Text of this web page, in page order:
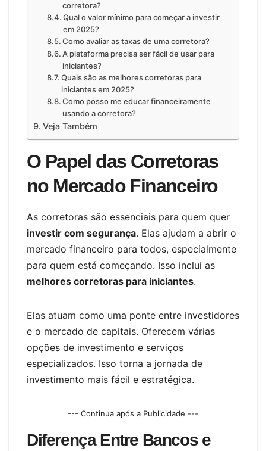
corretora?
Qual o valor mínimo para começar a investir
em 2025?
Como avaliar as taxas de uma corretora?
A plataforma precisa ser fácil de usar para
iniciantes?
Quais são as melhores corretoras para
iniciantes em 2025?
Como posso me educar financeiramente
usando a corretora?
Veja Também
O Papel das Corretoras
no Mercado Financeiro
As corretoras são essenciais para quem quer
investir com segurança. Elas ajudam a abrir o
mercado financeiro para todos, especialmente
para quem está começando. Isso inclui as
melhores corretoras para iniciantes.
Elas atuam como uma ponte entre investidores
e o mercado de capitais. Oferecem várias
opções de investimento e serviços
especializados. Isso torna a jornada de
investimento mais fácil e estratégica.
--- Continua após a Publicidade ---
Diferença Entre Bancos e